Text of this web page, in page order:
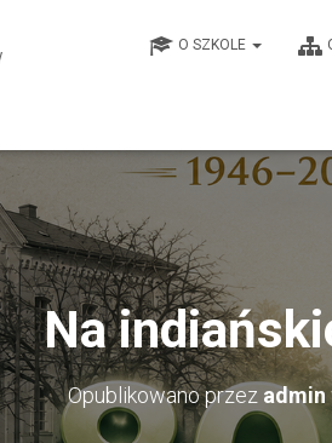
O SZKOLE
Na
Opublikowano przez admin